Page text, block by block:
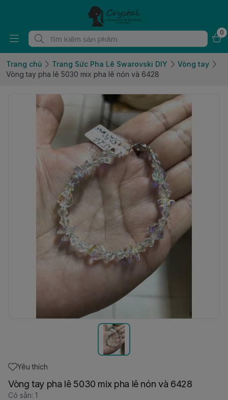
0
Trang chủ Trang Sức Pha Lê Swarovski DIY
Vòng tay
Vòng tay pha lê 5030 mix pha lê nón và 6428
Yêu thích
Vòng tay pha lê 5030 mix pha lê nón và 6428
Có sẵn: 1